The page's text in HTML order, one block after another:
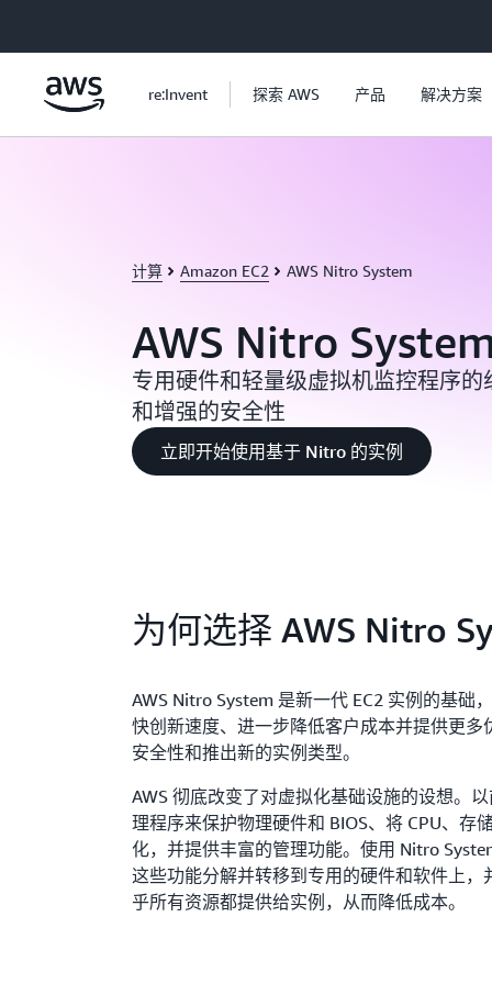
re:Invent 探索 AWS 产品 解决方案
计算 Amazon EC2 AWS Nitro System
AWS Nitro
专用硬件和轻量级虚拟机监控程序
和增强的安全性
立即开始使用基于 Nitro 的实例
为何选择 AWS Nitro
AWS Nitro System 是新一代 EC2 实例的基础
快创新速度、进一步降低客户成本并提供更多
安全性和推出新的实例类型。
AWS 彻底改变了对虚拟化基础设施的设想。
理程序来保护物理硬件和 BIOS、将 CPU、存
化，并提供丰富的管理功能。使用 Nitro
这些功能分解并转移到专用的硬件和软件上，
乎所有资源都提供给实例，从而降低成本。